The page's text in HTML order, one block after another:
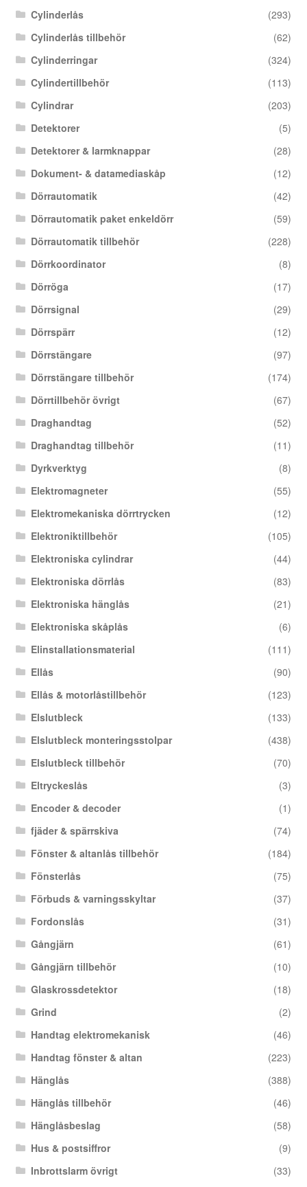
Cylinderlås
(293)
Cylinderlås tillbehör
(62)
Cylinderringar
(324)
Cylindertillbehör
(113)
Cylindrar
(203)
Detektorer
(5)
Detektorer & larmknappar
(28)
Dokument- & datamediaskåp
(12)
Dörrautomatik
(42)
Dörrautomatik paket enkeldörr
(59)
Dörrautomatik tillbehör
(228)
Dörrkoordinator
(8)
Dörröga
(17)
Dörrsignal
(29)
Dörrspärr
(12)
Dörrstängare
(97)
Dörrstängare tillbehör
(174)
Dörrtillbehör övrigt
(67)
Draghandtag
(52)
Draghandtag tillbehör
(11)
Dyrkverktyg
(8)
Elektromagneter
(55)
Elektromekaniska dörrtrycken
(12)
Elektroniktillbehör
(105)
Elektroniska cylindrar
(44)
Elektroniska dörrlås
(83)
Elektroniska hänglås
(21)
Elektroniska skåplås
(6)
Elinstallationsmaterial
(111)
Ellås
(90)
Ellås & motorlåstillbehör
(123)
Elslutbleck
(133)
Elslutbleck monteringsstolpar
(438)
Elslutbleck tillbehör
(70)
Eltryckeslås
(3)
Encoder & decoder
(1)
fjäder & spärrskiva
(74)
Fönster & altanlås tillbehör
(184)
Fönsterlås
(75)
Förbuds & varningsskyltar
(37)
Fordonslås
(31)
Gångjärn
(61)
Gångjärn tillbehör
(10)
Glaskrossdetektor
(18)
Grind
(2)
Handtag elektromekanisk
(46)
Handtag fönster & altan
(223)
Hänglås
(388)
Hänglås tillbehör
(46)
Hänglåsbeslag
(58)
Hus & postsiffror
(9)
Inbrottslarm övrigt
(33)